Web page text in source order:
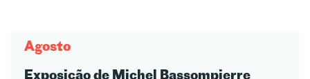
Agosto
Exposição de Michel Bassompierre